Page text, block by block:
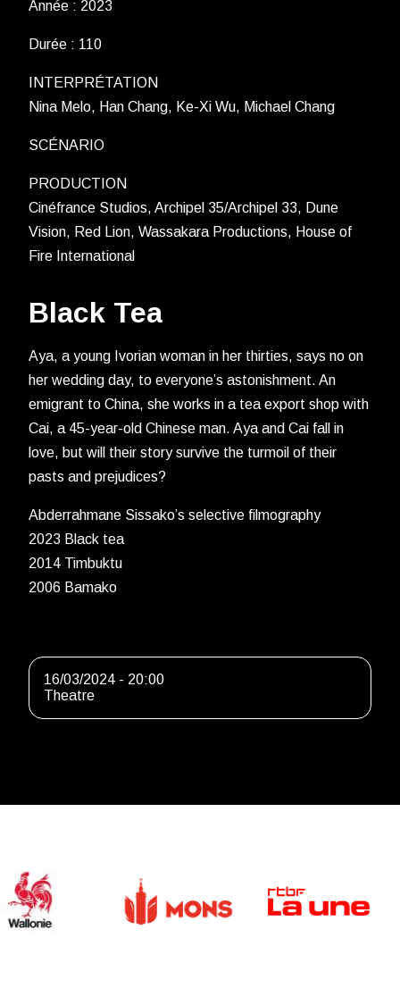
Année : 2023
Durée : 110
INTERPRÉTATION
Nina Melo, Han Chang, Ke-Xi Wu, Michael Chang
SCÉNARIO
PRODUCTION
Cinéfrance Studios, Archipel 35/Archipel 33, Dune
Vision, Red Lion, Wassakara Productions, House of
Fire International
Black Tea
Aya, a young Ivorian woman in her thirties, says no on
her wedding day, to everyone’s astonishment. An
emigrant to China, she works in a tea export shop with
Cai, a 45-year-old Chinese man. Aya and Cai fall in
love, but will their story survive the turmoil of their
pasts and prejudices?
Abderrahmane Sissako’s selective filmography
2023 Black tea
2014 Timbuktu
2006 Bamako
16/03/2024 - 20:00
Theatre